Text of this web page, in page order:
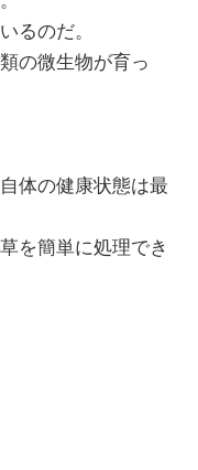
るのだ。
の微生物が育っ
体の健康状態は最
を簡単に処理でき